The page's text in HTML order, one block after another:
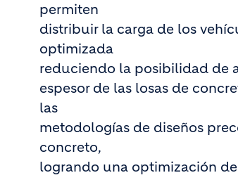
permiten
distribuir la carga de los
optimizada
reduciendo la posibilidad de
espesor de las losas de
las
metodologías de diseños
concreto,
logrando una optimización